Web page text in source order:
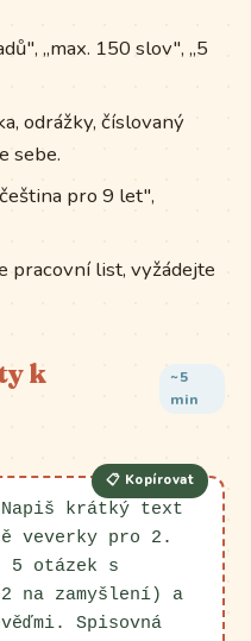
„max. 150 slov", „5
odrážky, číslovaný
sebe.
pro 9 let",
pracovní list, vyžádejte
k
~5
min
📋 Kopírovat
krátký text
veverky pro 2.
otázek s
na zamyšlení) a
Spisovná